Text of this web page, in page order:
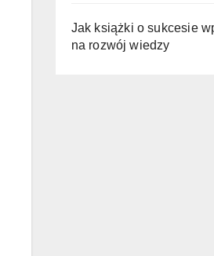
Jak książki o sukcesie
na rozwój wiedzy